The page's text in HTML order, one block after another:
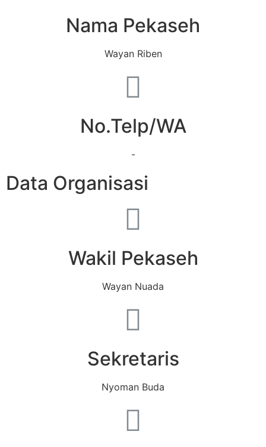
Nama Pekaseh
Wayan Riben
No.Telp/WA
-
Data Organisasi
Wakil Pekaseh
Wayan Nuada
Sekretaris
Nyoman Buda